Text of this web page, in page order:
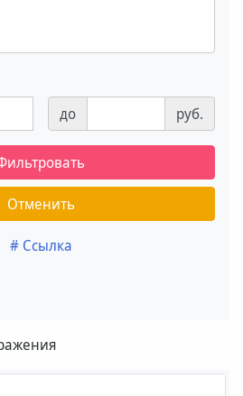
до руб.
Отменить
# Ссылка